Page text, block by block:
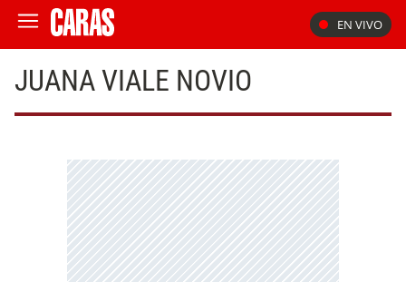
EN VIVO
JUANA VIALE NOVIO